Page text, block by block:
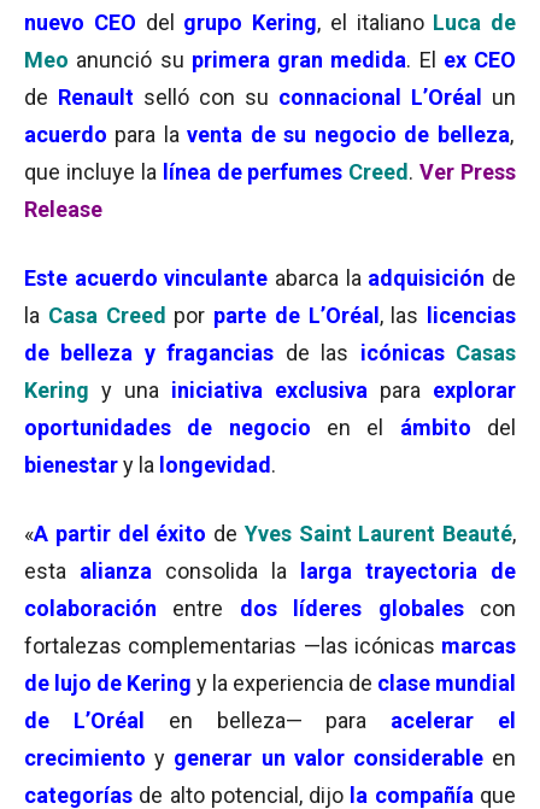
nuevo CEO del grupo Kering, el italianoLuca de
Meo anunció su primera gran medida. El ex CEO
de Renault selló con su connacional L’Oréal
un
acuerdo para la venta de su negocio de belleza,
que incluye la línea de perfumes Creed .Ver Press
Release
Este acuerdo vinculante abarca la adquisición de
la Casa Creed por parte de L’Oréal , las icencias
de belleza y fragancias de las icónicas Casas
Kering y una iniciativa exclusiva para explorar
oportunidades de negocio
en el ámbito del
bienestary la longevidad .
«A partir del éxito de Yves Saint Laurent Beauté,
esta alianza consolida la larga trayectoria de
colaboración entre dos líderes globalescon
fortalezas complementarias —las icónicas marcas
de lujo de Kering y la experiencia de clase mundial
de L’Oréal
en belleza— para acelerar el
crecimientoy generar un valor considerable en
categorías de alto potencial, dijo la compañía que